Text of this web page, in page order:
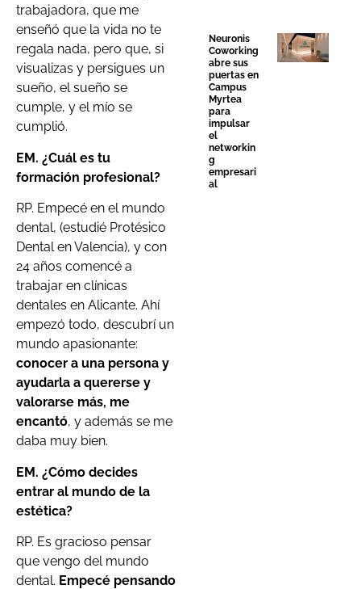
trabajadora, que me
enseñó que la vida no te
regala nada, pero que, si
visualizas y persigues un
sueño, el sueño se
cumple, y el mío se
cumplió.
EM. ¿Cuál es tu
formación profesional?
RP. Empecé en el mundo
dental, (estudié Protésico
Dental en Valencia), y con
24 años comencé a
trabajar en clínicas
dentales en Alicante. Ahí
empezó todo, descubrí un
mundo apasionante:
conocer a una persona y
ayudarla a quererse y
valorarse más, me
encantó, y además se me
daba muy bien.
EM. ¿Cómo decides
entrar al mundo de la
estética?
RP. Es gracioso pensar
que vengo del mundo
dental. Empecé pensando
Neuronis
Coworking
abre sus
puertas en
Campus
Myrtea
para
impulsar
el
networkin
g
empresari
al